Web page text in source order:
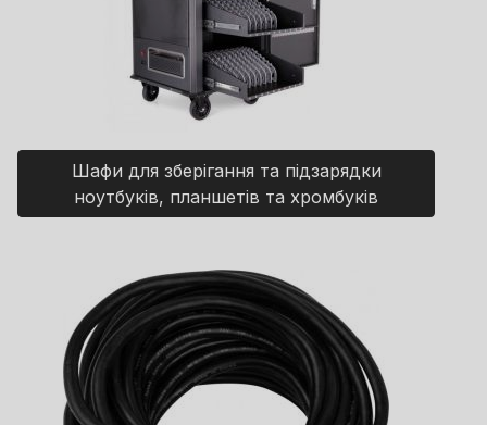
Шафи для зберігання та підзарядки
ноутбуків, планшетів та хромбуків